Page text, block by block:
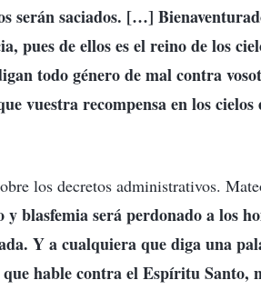
serán saciados. […]
pues de ellos es el reino de los
todo género de mal contra
vuestra recompensa en los cielos
los decretos administrativos.
y blasfemia será perdonado a los
Y a cualquiera que diga una
hable contra el Espíritu Santo,